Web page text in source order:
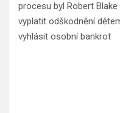
procesu byl Robert
vyplatit odškodnění
vyhlásit osobní bankrot